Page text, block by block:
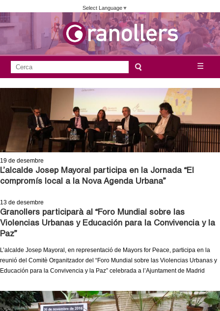
Vés
contingut
Select Language▼
j
u
n
t
a
e
n
t
d
e
☰
F
o
u
a
r
i
d
e
c
r
e
r
19 de desembre
L’alcalde Josep Mayoral participa en la Jornada “El
compromís local a la Nova Agenda Urbana”
13 de desembre
Granollers participarà al “Foro Mundial sobre las
Violencias Urbanas y Educación para la Convivencia y la
Paz”
L’alcalde Josep Mayoral, en representació de Mayors for Peace, participa en la
reunió del Comitè Organitzador del “Foro Mundial sobre las Violencias Urbanas y
Educación para la Convivencia y la Paz” celebrada a l’Ajuntament de Madrid